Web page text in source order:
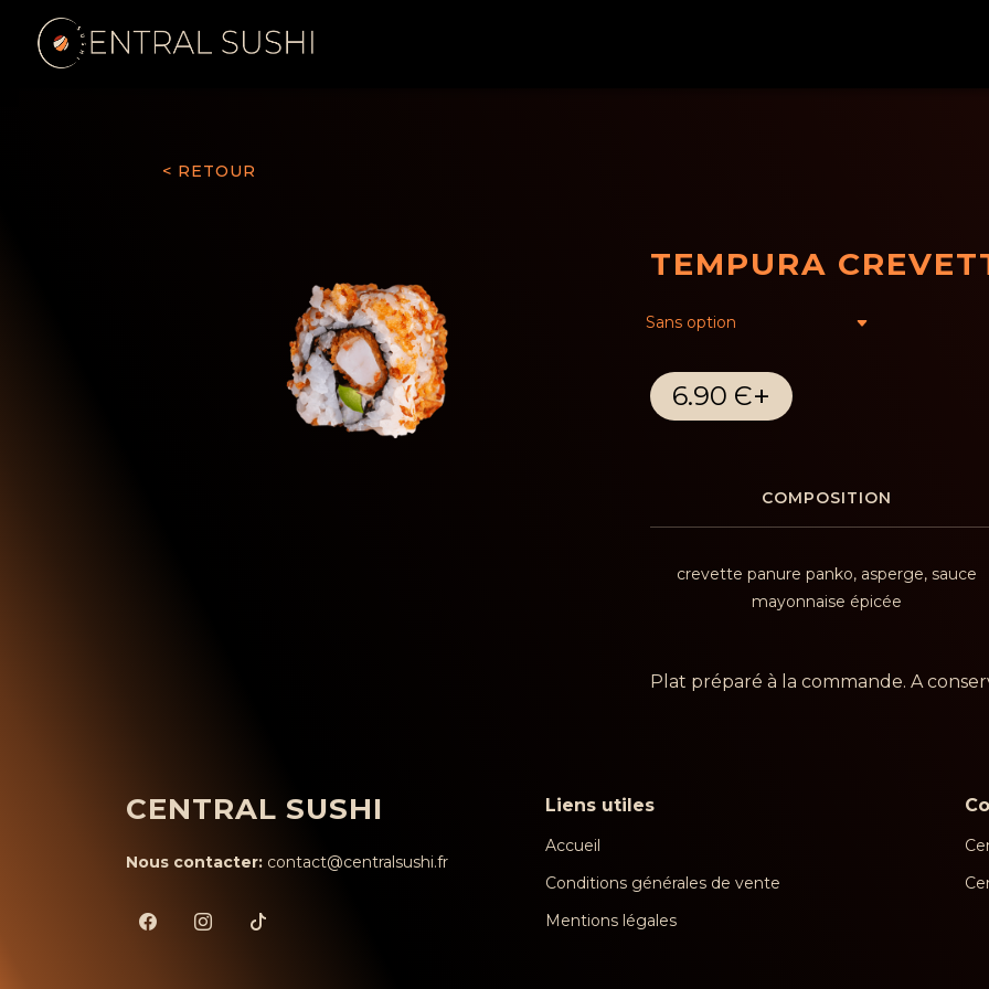
< RETOUR
TEMPURA
6.90 Є+
COMPOSITION
crevette panure panko, asperge, sauce
mayonnaise épicée
Plat préparé à la commande. A
CENTRAL SUSHI
Nous contacter: contact@centralsushi.fr
Liens utiles
Accueil
Conditions générales de vente
Mentions légales